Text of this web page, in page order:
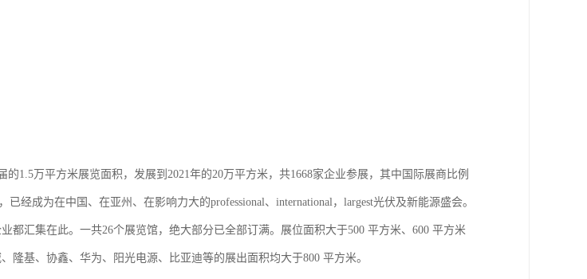
的1.5万平方米展览面积，发展到2021年的20万平方米，共1668家企业参展，其中国际展商比例
已经成为在中国、在亚州、在影响力大的professional、international，largest光伏及新能源盛会。
都汇集在此。一共26个展览馆，绝大部分已全部订满。展位面积大于500 平方米、600 平方米
隆基、协鑫、华为、阳光电源、比亚迪等的展出面积均大于800 平方米。